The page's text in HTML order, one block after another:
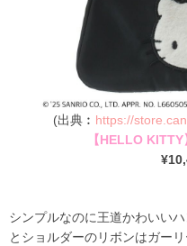
(出典︰ https://
【HELLO
シンプルなのに王道かわいい
とショルダーのリボンはガー